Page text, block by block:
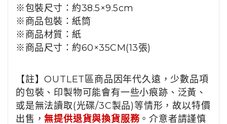
※包裝尺寸： 約38.5×9.5cm
※商品包裝 ： 紙筒
※商品材質 ：紙
※商品尺寸：約60×35CM(13張)
【註】OUTLET區商品因年代久遠，少數品項
的包裝、印製物可能會有一些小痕跡、泛黃、
或是無法讀取(光碟/3C製品)等情形，故以特價
出售，無提供退貨與換貨服務。介意者請謹慎